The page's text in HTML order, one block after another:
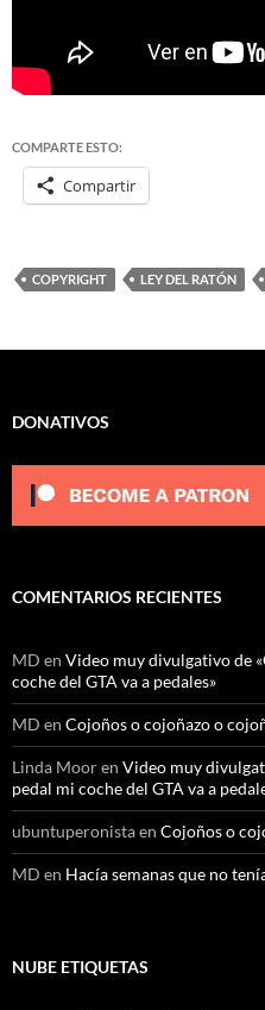
COMPARTE ESTO:
Compartir
COPYRIGHT LEY DEL RATÓN
DONATIVOS
COMENTARIOS RECIENTES
MD en Video muy divulgativo de
coche del GTA va a pedales»
MD en Cojoños o cojoñazo o
Linda Mooren Video muy
pedal mi coche del GTA va a
ubuntuperonistaen Cojoños o
MD en Hacía semanas que no
NUBE ETIQUETAS